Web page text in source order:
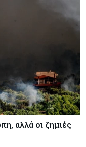
αλλά οι ζημιές